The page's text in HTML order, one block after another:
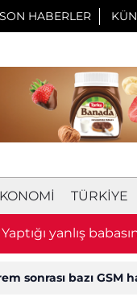
SON HABERLER
TÜRKIYE
Yaptığı yanlış
sonrası bazı GSM